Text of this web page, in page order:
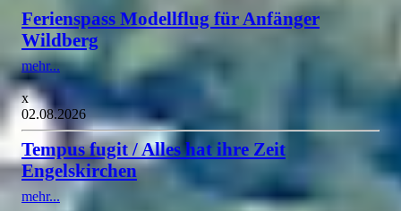
Ferienspass Modellflug für Anfänger
Wildberg
mehr...
x
02.08.2026
Tempus fugit / Alles hat ihre Zeit
Engelskirchen
mehr...